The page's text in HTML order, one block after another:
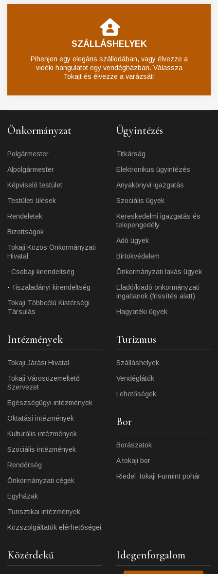
SZÁLLÁSHELYEK
Pihenjen egy elegáns szállodában, vagy élvezze a
vidéki hangulatot egy vendégházban. Válassza
Tokajt és élvezze a varázsát!
Önkormányzat
Polgármester
Alpolgármester
Képviselő testület
Testületi ülések
Rendeletek
Bizottságok
Tokaji Közös Önkormányzati
Hivatal
Csobaji kirendeltség
Tiszaladányi kirendeltség
Tokaji Többcélú Kistérségi
Társulás
Ügyintézés
Titkárság
Elektronikus ügyintézés
Anyakönyvi igazgatás
Szociális ügyek
Kereskedelmi igazgatás és
telepengedély
Adó ügyek
Birtokvédelem
Önkormányzati lakás ügyek
Eladó/kiadó önkormányzati
ingatlanok (frissítés alatt)
Hagyatéki ügyek
Intézmények
Tokaji Járási Hivatal
Tokaji Városüzemeltető
Szervezet
Egészségügyi intézmények
Oktatási intézmények
Kulturális intézmények
Szociális intézmények
Rendőrség
Önkormányzati cégek
Egyházak
Turisztikai intézmények
Közszolgáltatók elérhetőségei
Turizmus
Szálláshelyek
Vendéglátók
Lehetőségek
Bor
Borászatok
A tokaji bor
Riedel Tokaji Furmint pohár
Közérdekű Idegenforgalom